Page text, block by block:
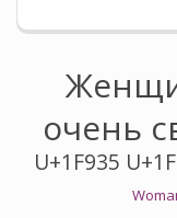
очень
U+1F935